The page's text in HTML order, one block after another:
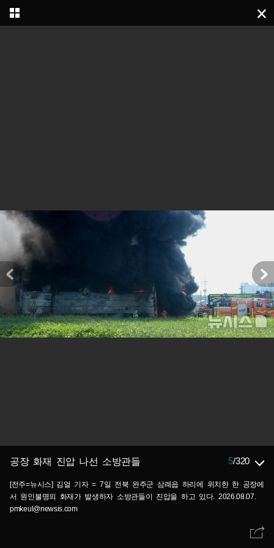
공장 화재 진압 나선 소방관들 5/320
[전주=뉴시스] 김얼 기자 = 7일 전북 완주군 삼례읍 하리에 위치한 한 공장에
서 원인불명의 화재가 발생하자 소방관들이 진압을 하고 있다. 2026.08.07.
pmkeul@newsis.com